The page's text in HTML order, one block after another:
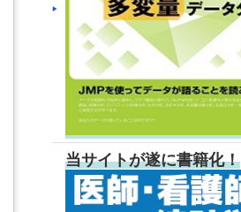
当サイトが遂に書籍化！